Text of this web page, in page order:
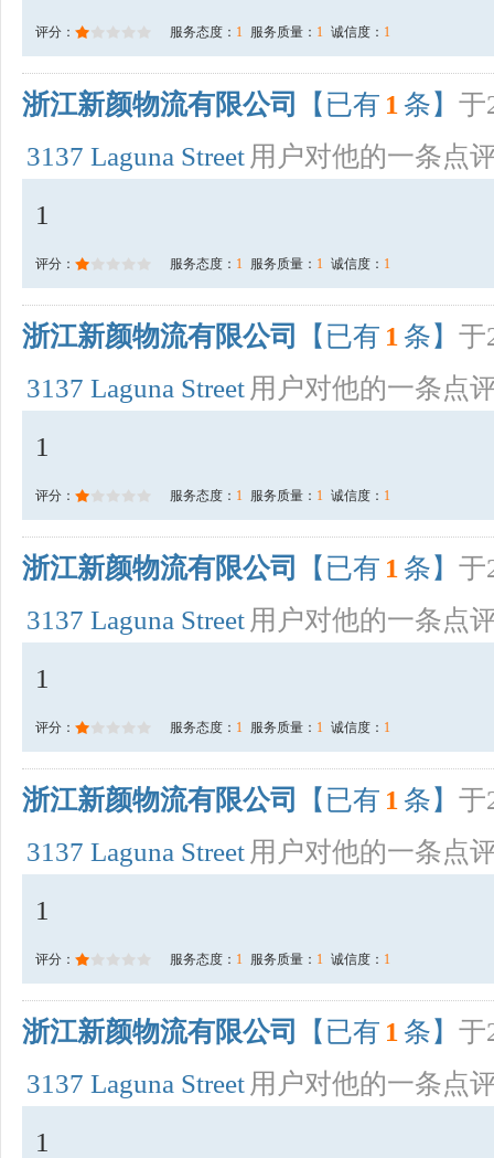
评分： 服务态度： 1 服务质量： 1 诚信度： 1
浙江新颜物流有限公司 【已有 1 条】 于
3137 Laguna Street 用户对他的一条点
1
评分： 服务态度： 1 服务质量： 1 诚信度： 1
浙江新颜物流有限公司 【已有 1 条】 于
3137 Laguna Street 用户对他的一条点
1
评分： 服务态度： 1 服务质量： 1 诚信度： 1
浙江新颜物流有限公司 【已有 1 条】 于
3137 Laguna Street 用户对他的一条点
1
评分： 服务态度： 1 服务质量： 1 诚信度： 1
浙江新颜物流有限公司 【已有 1 条】 于
3137 Laguna Street 用户对他的一条点
1
评分： 服务态度： 1 服务质量： 1 诚信度： 1
浙江新颜物流有限公司 【已有 1 条】 于
3137 Laguna Street 用户对他的一条点
1